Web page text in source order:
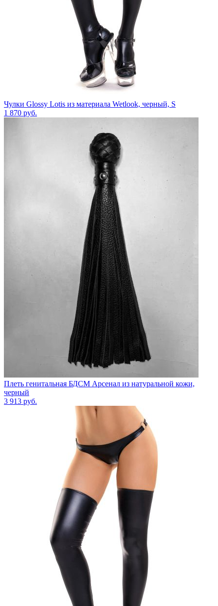
Чулки Glossy Lotis из материала Wetlook, черный, S
1 870 руб.
Плеть генитальная БДСМ Арсенал из натуральной кожи,
черный
3 913 руб.